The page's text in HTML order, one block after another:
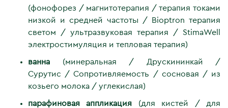
(фонофорез / магнитотерапия / терапия токами
низкой и средней частоты / Bioptron терапия
светом / ультразвуковая терапия / StimaWell
электростимуляция и тепловая терапия)
ванна (минеральная / Друскининкай /
Сурутис / Сопротивляемость / сосновая / из
козьего молока / углекислая)
парафиновая аппликация (для кистей / для